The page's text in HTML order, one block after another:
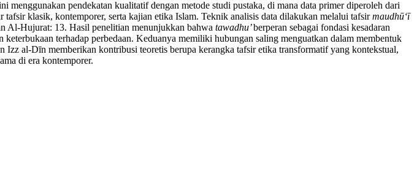
pendekatan kualitatif dengan metode studi pustaka, di mana data primer diperoleh dari
klasik, kontemporer, serta kajian etika Islam. Teknik analisis data dilakukan melalui tafsirmaudhū‘ī
Al-Hujurat: 13. Hasil penelitian menunjukkan bahwa tawadhu’berperan sebagai fondasi kesadaran
keterbukaan terhadap perbedaan. Keduanya memiliki hubungan saling menguatkan dalam membentuk
al-Dīn memberikan kontribusi teoretis berupa kerangka tafsir etika transformatif yang kontekstual,
di era kontemporer.